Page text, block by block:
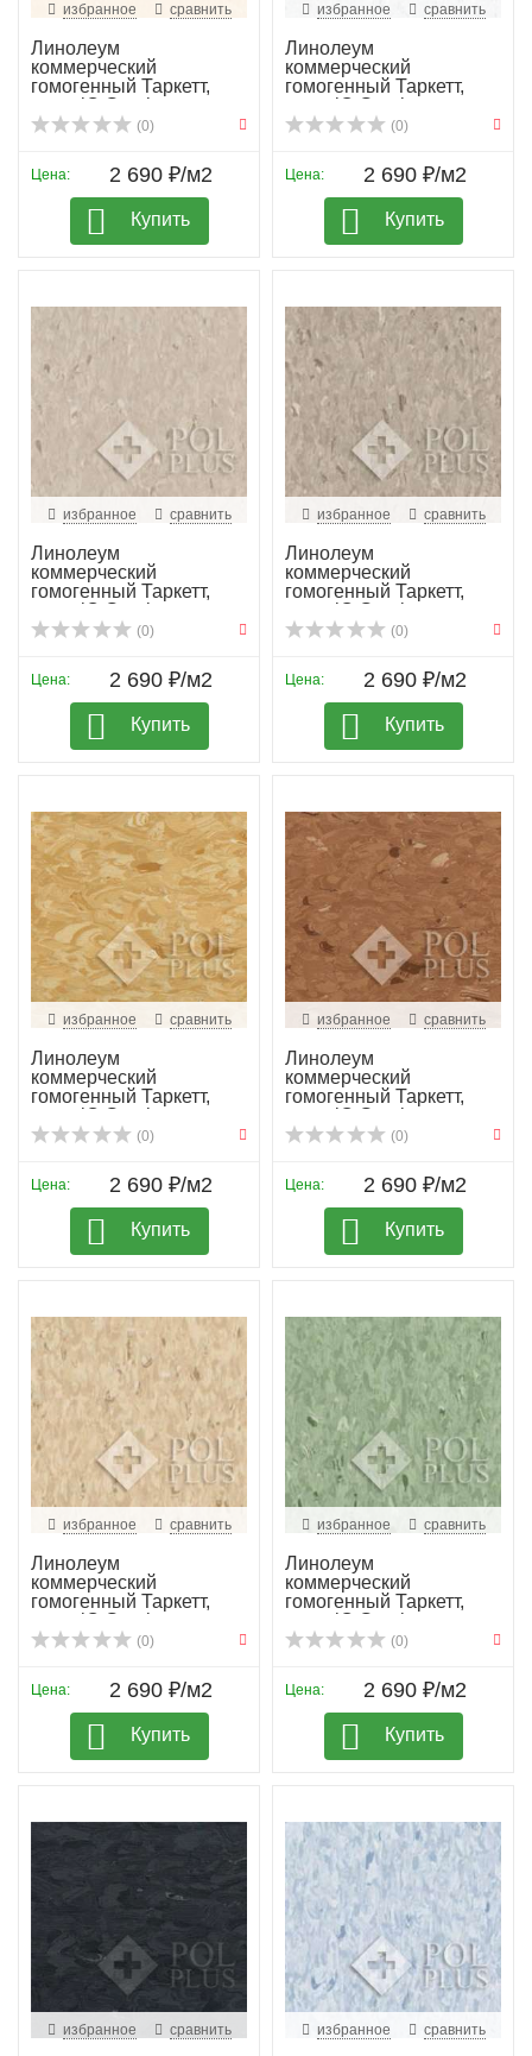
избранное сравнить
Линолеум
коммерческий
гомогенный Таркетт,
колл. iQ Granit...
(0)
Цена: 2 690 ₽/м2
Купить
избранное сравнить
Линолеум
коммерческий
гомогенный Таркетт,
колл. iQ Granit...
(0)
Цена: 2 690 ₽/м2
Купить
избранное сравнить
Линолеум
коммерческий
гомогенный Таркетт,
колл. iQ Granit...
(0)
Цена: 2 690 ₽/м2
Купить
избранное сравнить
Линолеум
коммерческий
гомогенный Таркетт,
колл. iQ Granit...
(0)
Цена: 2 690 ₽/м2
Купить
избранное сравнить
Линолеум
коммерческий
гомогенный Таркетт,
колл. iQ Granit...
(0)
Цена: 2 690 ₽/м2
Купить
избранное сравнить
Линолеум
коммерческий
гомогенный Таркетт,
колл. iQ Granit...
(0)
Цена: 2 690 ₽/м2
Купить
избранное сравнить
Линолеум
коммерческий
гомогенный Таркетт,
колл. iQ Granit...
(0)
Цена: 2 690 ₽/м2
Купить
избранное сравнить
Линолеум
коммерческий
гомогенный Таркетт,
колл. iQ Granit...
(0)
Цена: 2 690 ₽/м2
Купить
избранное сравнить избранное сравнить